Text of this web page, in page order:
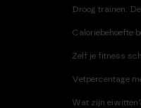
Droog trainen:
Caloriebehoefte
Zelf je fitness
Vetpercentage
Wat zijn